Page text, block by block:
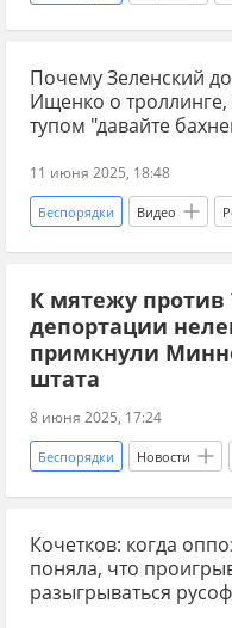
Ростислав Ищенко
акции протеста
миграционная служба
СВО США
Почему Зеленский
Ищенко о троллинге,
тупом "давайте
11 июня 2025, 18:48
Беспорядки Видео
Приднестровье
Владимир Зеленский
США президент США
переговоры по Украине 2025
новости о переговорах
постсоветское пространство
К мятежу против
депортации
примкнули
штата
8 июня 2025, 17:24
Беспорядки Новости
Миннесота США
миграционная служба
Движение против
Кочетков: когда
поняла, что
разыгрываться